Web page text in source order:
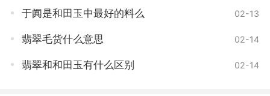
同菠萝皮或者豆腐皮一般，因而得名。
翡翠作为一种传统的宝石，在市场上常常受到人们
彩鲜艳、透亮度高的特点，而老料则显现出一种古朴的
于阗是和田玉中最好的料么 02-13
翡翠毛货什么意思 02-14
翡翠和和田玉有什么区别 02-14